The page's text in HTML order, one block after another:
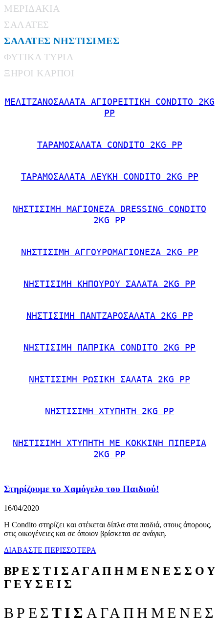
ΜΕΡΙΔΑΚΙΑ
ΣΑΛΑΤΕΣ
ΣΑΛΑΤΕΣ ΝΗΣΤΙΣΙΜΕΣ
ΦΥΤΙΚΑ ΤΥΡΙΑ
ΞΗΡΟΙ ΚΑΡΠΟΙ
ΜΕΛΙΤΖΑΝΟΣΑΛΑΤΑ ΑΓΙΟΡΕΙΤΙΚΗ CONDITO 2KG
PP
ΤΑΡΑΜΟΣΑΛΑΤΑ CONDITO 2KG PP
ΤΑΡΑΜΟΣΑΛΑΤΑ ΛΕΥΚΗ CONDITO 2KG PP
ΝΗΣΤΙΣΙΜΗ ΜΑΓΙΟΝΕΖΑ DRESSING CONDITO
2KG PP
ΝΗΣΤΙΣΙΜΗ ΑΓΓΟΥΡΟΜΑΓΙΟΝΕΖΑ 2KG PP
ΝΗΣΤΙΣΙΜΗ ΚΗΠΟΥΡΟΥ ΣΑΛΑΤΑ 2KG PP
ΝΗΣΤΙΣΙΜΗ ΠΑΝΤΖΑΡΟΣΑΛΑΤΑ 2KG PP
ΝΗΣΤΙΣΙΜΗ ΠΑΠΡΙΚΑ CONDITO 2KG PP
ΝΗΣΤΙΣΙΜΗ ΡΩΣΙΚΗ ΣΑΛΑΤΑ 2KG PP
ΝΗΣΤΙΣΙΜΗ ΧΤΥΠΗΤΗ 2KG PP
ΝΗΣΤΙΣΙΜΗ ΧΤΥΠΗΤΗ ΜΕ ΚΟΚΚΙΝΗ ΠΙΠΕΡΙΑ
2KG PP
Στηρίζουμε το Χαμόγελο του Παιδιού!
16/04/2020
H Condito στηρίζει και στέκεται δίπλα στα παιδιά, στους άπορους,
στις οικογένειες και σε όποιον βρίσκεται σε ανάγκη.
ΔΙΑΒΑΣΤΕ ΠΕΡΙΣΣΟΤΕΡΑ
BΡ Ε Σ Τ Ι Σ Α Γ Α Π Η Μ Ε Ν Ε Σ Σ Ο Υ
Γ Ε Υ Σ Ε Ι Σ
BΡΕΣ ΤΙΣ ΑΓΑΠΗΜΕΝΕΣ